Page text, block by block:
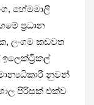
හේමමාලී
ප්‍රධාන
ලංගම කඩවත
නුවන්
පිරිසක් එක්ව